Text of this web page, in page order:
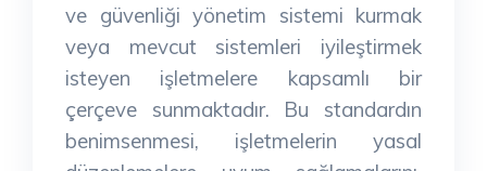
ve güvenliği yönetim sistemi kurmak
veya mevcut sistemleri iyileştirmek
isteyen işletmelere kapsamlı bir
çerçeve sunmaktadır. Bu standardın
benimsenmesi, işletmelerin yasal